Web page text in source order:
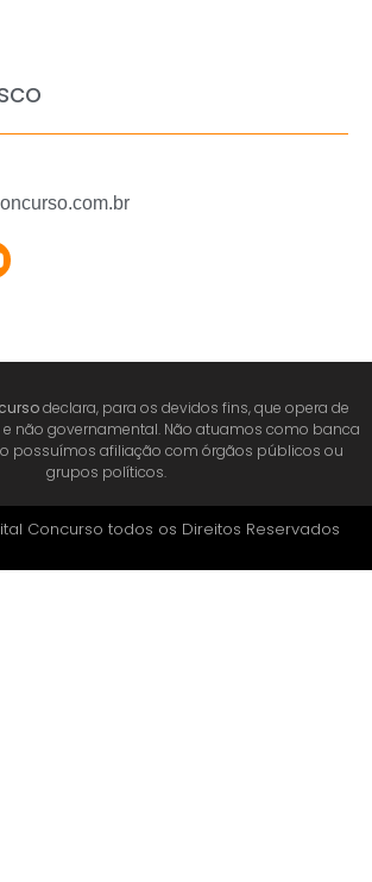
declara, para os devidos fins, que opera de
não governamental. Não atuamos como banca
possuímos afiliação com órgãos públicos ou
grupos políticos.
Concurso todos os Direitos Reservados